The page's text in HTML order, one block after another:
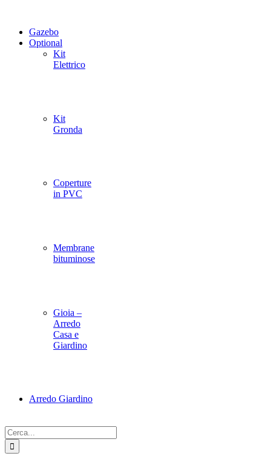
Gazebo
Optional
Kit
Elettrico
Kit
Gronda
Coperture
in PVC
Membrane
bituminose
Gioia –
Arredo
Casa e
Giardino
Arredo Giardino
Cerca
per: